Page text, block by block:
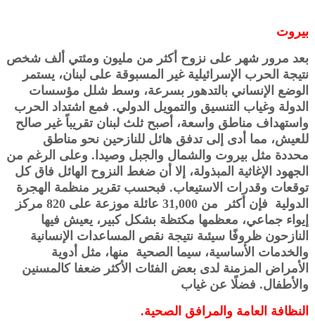
بيروت
بعد مرور شهر على نزوح أكثر من مليون ومئتي ألف شخص
نتيجة الحرب الإسرائيلية غير المسبوقة على لبنان، يستمر
الوضع الإنساني بالتدهور بسرعة، وسط شلل مؤسسات
الدولة وغياب التنسيق والتمويل الدولي. فمع اشتداد الحرب
واستهداف مناطق واسعة، أصبح ثلث لبنان تقريباً غير صالح
للعيش، مما أدى إلى تدفق هائل للنازحين نحو مناطق
محددة مثل بيروت والشمال والجبل وصيدا. وعلى الرغم من
الجهود الإغاثية المبذولة، إلا أن ضغط النزوح الهائل فاق كل
توقعات وقدرات الاستيعاب. فبحسب تقرير منظمة الهجرة
الدولية فإن أكثر من 31,000 عائلة موزعة على 820 مركز
إيواء جماعي، معظمها مكتظة بشكل كبير، يعيش فيها
النازحون ظروفًا سيئىة نتيجة نقص المساعدات الإنسانية
والخدمات الأساسية، سيما الصحية منها، مثل أدوية
الأمراض المزمنة لدى بعض الفئات الأكثر ضعفا كالمسنين
والأطفال. فضلًا عن غياب
النظافة العامة والمرافق الصحية.